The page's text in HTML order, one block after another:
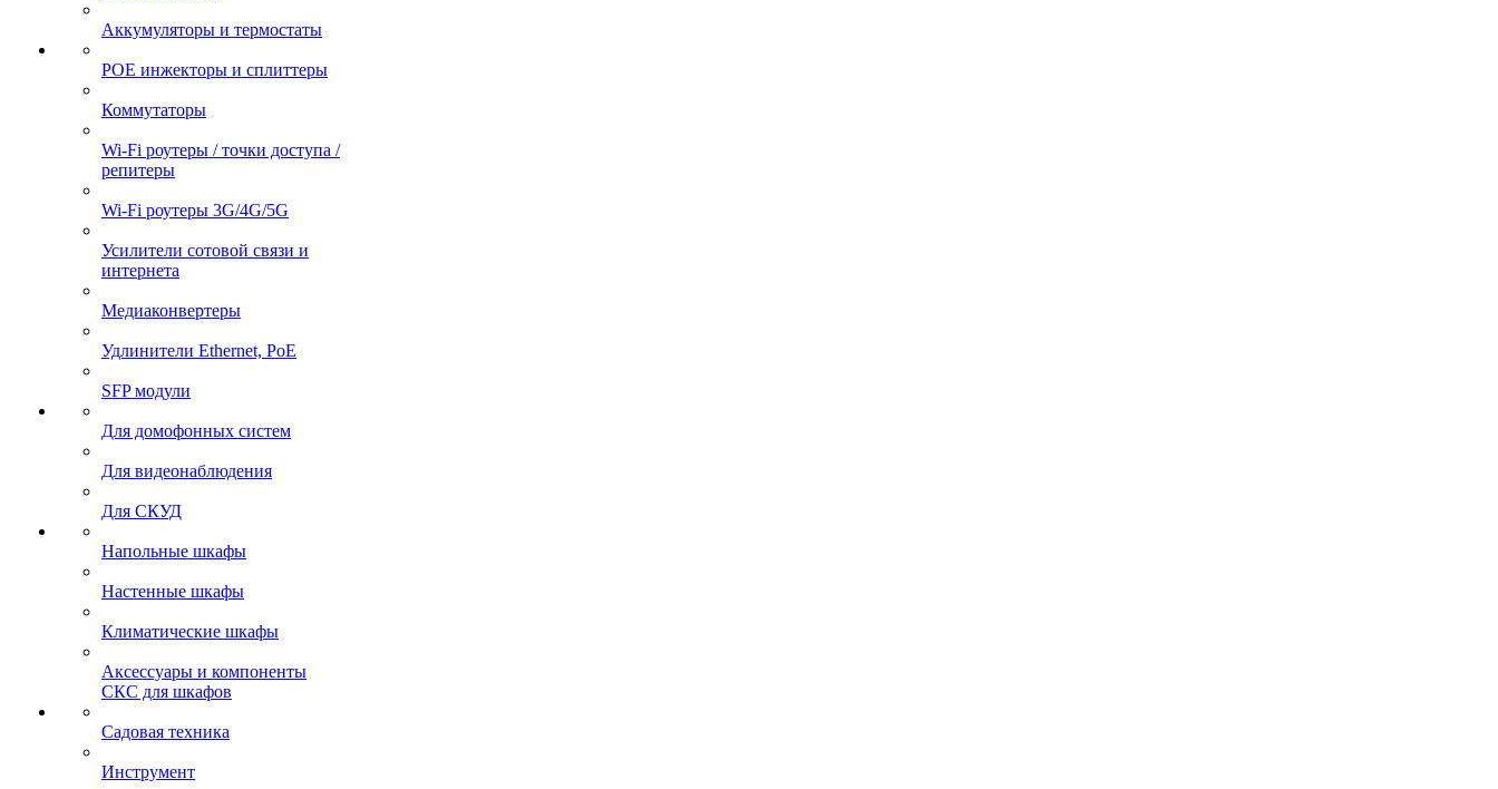
Аккумуляторы и термостаты
POE инжекторы и сплиттеры
Коммутаторы
Wi-Fi роутеры / точки доступа /
репитеры
Wi-Fi роутеры 3G/4G/5G
Усилители сотовой связи и
интернета
Медиаконвертеры
Удлинители Ethernet, PoE
SFP модули
Для домофонных систем
Для видеонаблюдения
Для СКУД
Напольные шкафы
Настенные шкафы
Климатические шкафы
Аксессуары и компоненты
СКС для шкафов
Садовая техника
Инструмент